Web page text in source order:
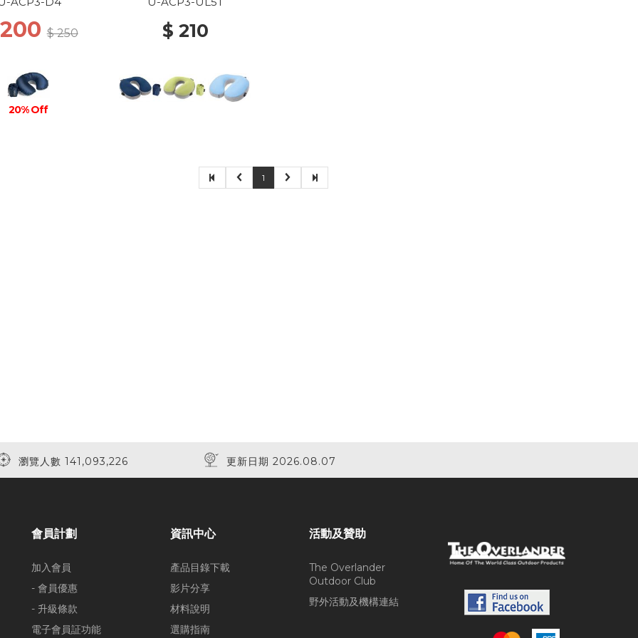
$ 250
20% Off
$ 210
1
瀏覽人數 141,093,226 更新日期 2026.08.07
會員計劃
加入會員
- 會員優惠
- 升級條款
電子會員証功能
資訊中心
產品目錄下載
影片分享
材料說明
選購指南
活動及贊助
The Overlander
Outdoor Club
野外活動及機構連結